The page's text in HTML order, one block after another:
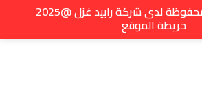
لدى شركة رابيد غزل @2025
خريطة الموقع